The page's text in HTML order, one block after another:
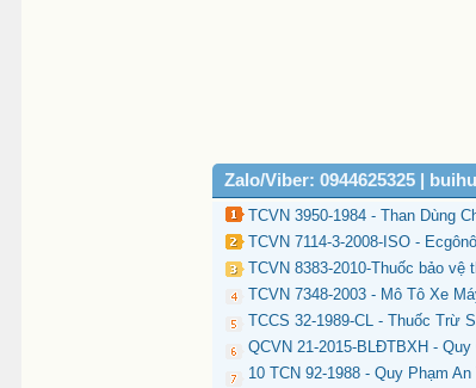
Zalo/Viber: 0944625325 |
TCVN 3950-1984 - Than Dùng
TCVN 7114-3-2008-ISO -
TCVN 8383-2010-Thuốc bảo
TCVN 7348-2003 - Mô Tô Xe
TCCS 32-1989-CL - Thuốc Trừ
QCVN 21-2015-BLĐTBXH -
10 TCN 92-1988 - Quy Phạm